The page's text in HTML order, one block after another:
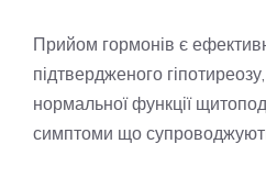
Прийом гормонів є
підтвердженого
нормальної функції
симптоми що